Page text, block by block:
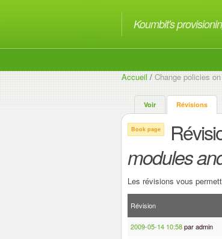
Koumbit's
Accueil/Change policies
Voir Révisions
Book page
modules
Les révisions vous
Révision
2009-05-14 10:58par admin